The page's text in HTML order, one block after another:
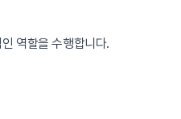
역할을 수행합니다.